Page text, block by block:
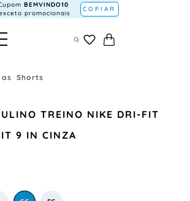
BEMVINDO10
promocionais
COPIAR
Shorts
TREINO NIKE DRI-FIT
9 IN CINZA